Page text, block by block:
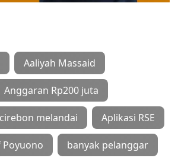
Aaliyah Massaid
Anggaran Rp200 juta
melandai Aplikasi RSE
Poyuono banyak pelanggar